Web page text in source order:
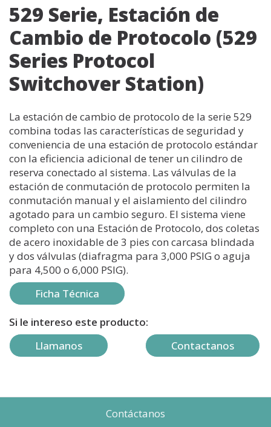
529 Serie, Estación de
Cambio de Protocolo (529
Series Protocol
Switchover Station)
La estación de cambio de protocolo de la serie 529
combina todas las características de seguridad y
conveniencia de una estación de protocolo estándar
con la eficiencia adicional de tener un cilindro de
reserva conectado al sistema. Las válvulas de la
estación de conmutación de protocolo permiten la
conmutación manual y el aislamiento del cilindro
agotado para un cambio seguro. El sistema viene
completo con una Estación de Protocolo, dos coletas
de acero inoxidable de 3 pies con carcasa blindada
y dos válvulas (diafragma para 3,000 PSIG o aguja
para 4,500 o 6,000 PSIG).
Ficha Técnica
Si le intereso este producto:
Llamanos
Contactanos
Contáctanos